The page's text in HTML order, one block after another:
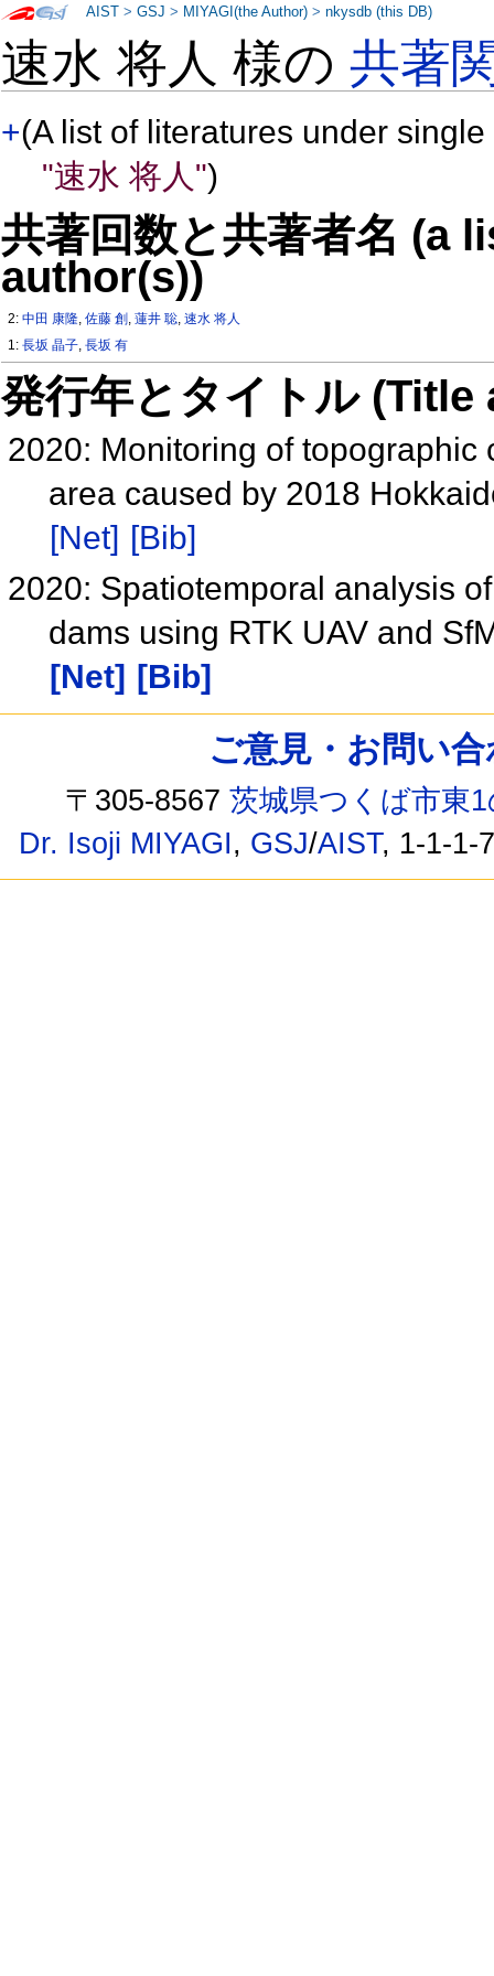
速水 将人 様の共著
+(A list of literatures under
"速水 将人")
共著回数と共著者名 (a
author(s))
2:中田 康隆,佐藤 創 ,蓮井 聡,速水 将人
1:長坂 晶子,長坂 有
発行年とタイトル
2020: Monitoring of
area caused by 2018
[Net] [Bib]
2020: Spatiotemporal analysis
dams using RTK UAV and
[Net] [Bib]
AIST >GSJ > MIYAGI(the Author) >nkysdb (this DB)
ご意見・お問い
〒305-8567茨城県つくば市東
Dr. Isoji MIYAGI, GSJ/AIST, 1-1-1-